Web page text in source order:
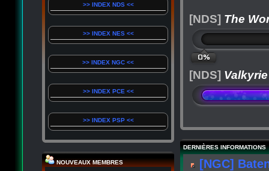
>> INDEX NDS <<
>> INDEX NES <<
>> INDEX NGC <<
>> INDEX PCE <<
>> INDEX PSP <<
NOUVEAUX MEMBRES
[NDS] The
0%
[NDS]
DERNIÈRES INFORMATIONS
[NGC]